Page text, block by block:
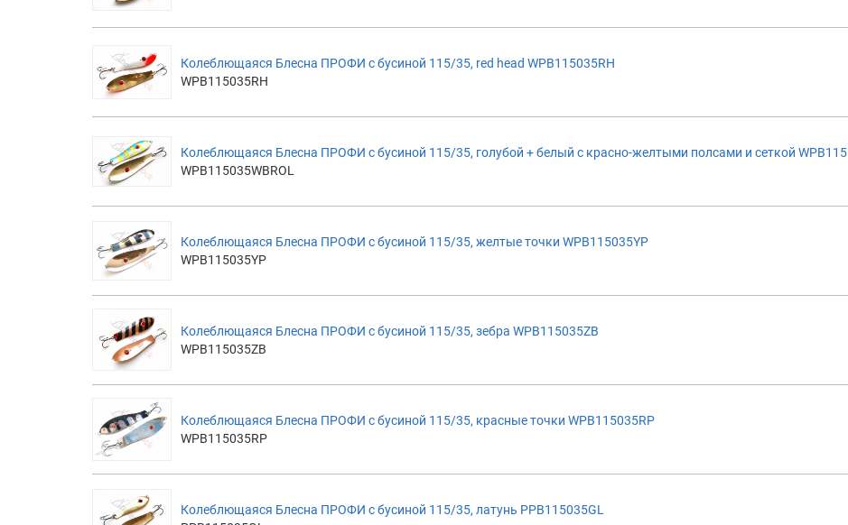
Колеблющаяся Блесна ПРОФИ с бусиной 115/35, red head WPB115035RH
WPB115035RH
Колеблющаяся Блесна ПРОФИ с бусиной 115/35, голубой + белый с красно-желтыми полсами и сеткой WPB115
WPB115035WBROL
Колеблющаяся Блесна ПРОФИ с бусиной 115/35, желтые точки WPB115035YP
WPB115035YP
Колеблющаяся Блесна ПРОФИ с бусиной 115/35, зебра WPB115035ZB
WPB115035ZB
Колеблющаяся Блесна ПРОФИ с бусиной 115/35, красные точки WPB115035RP
WPB115035RP
Колеблющаяся Блесна ПРОФИ с бусиной 115/35, латунь PPB115035GL